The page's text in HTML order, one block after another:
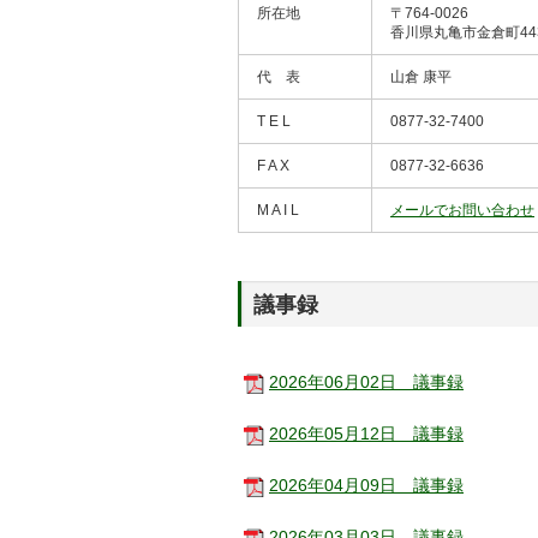
所在地
〒764-0026
香川県丸亀市金倉町
代 表 ⼭倉 康平
T E L 0877-32-7400
F A X 0877-32-6636
M A I L メールでお問い合わせ
議事録
2026年06月02日 議事録
2026年05月12日 議事録
2026年04月09日 議事録